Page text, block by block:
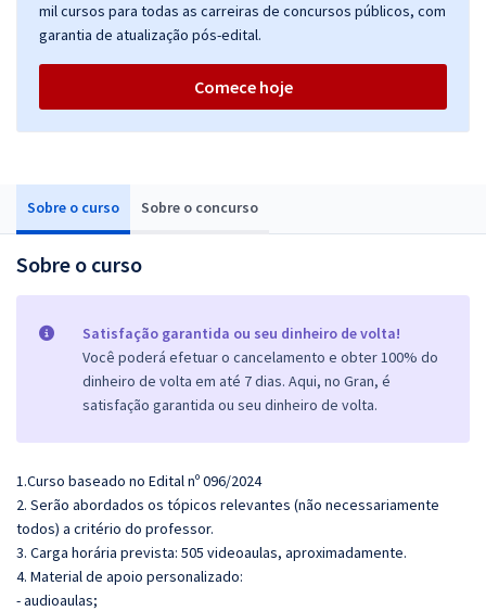
Sobre o curso Sobre o concurso
Sobre o curso
Satisfação garantida ou seu dinheiro de volta!
Você poderá efetuar o cancelamento e obter 100% do
dinheiro de volta em até 7 dias. Aqui, no Gran, é
satisfação garantida ou seu dinheiro de volta.
1.Curso baseado no Edital nº 096/2024
2. Serão abordados os tópicos relevantes (não necessariamente
todos) a critério do professor.
3. Carga horária prevista: 505 videoaulas, aproximadamente.
4. Material de apoio personalizado:
- audioaulas;
mil cursos para todas as carreiras de concursos públicos, com
garantia de atualização pós-edital.
Comece hoje